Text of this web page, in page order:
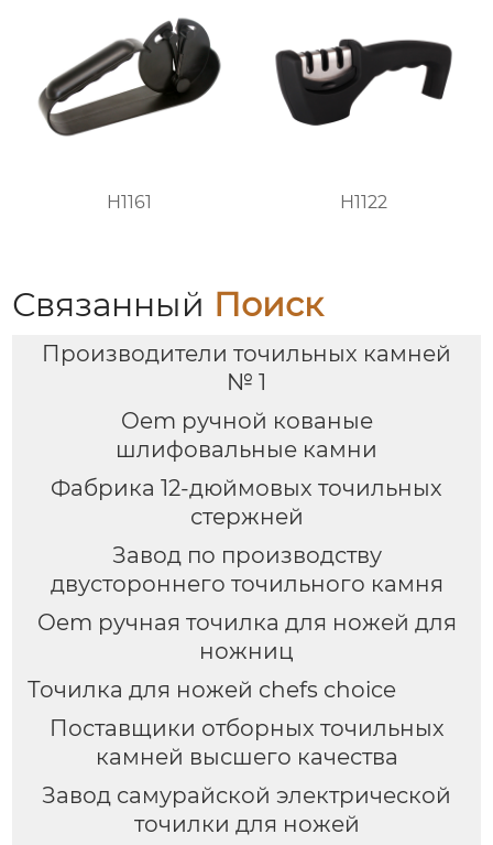
H1161 H1122
Связанный Поиск
Производители точильных камней
№ 1
Oem ручной кованые
шлифовальные камни
Фабрика 12-дюймовых точильных
стержней
Завод по производству
двустороннего точильного камня
Oem ручная точилка для ножей для
ножниц
Точилка для ножей chefs choice
Поставщики отборных точильных
камней высшего качества
Завод самурайской электрической
точилки для ножей